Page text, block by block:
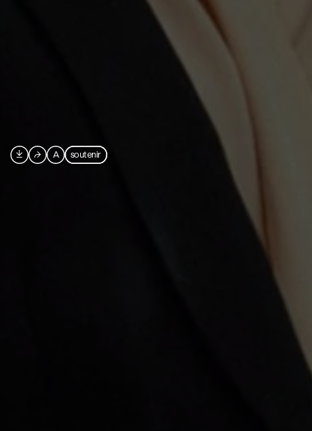
 ⮫ A soutenir